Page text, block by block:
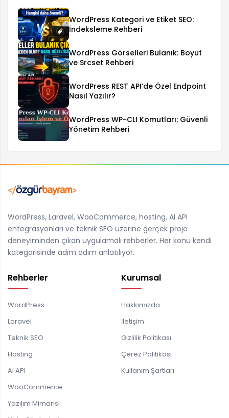
WordPress Kategori ve Etiket SEO:
İndeksleme Rehberi
WordPress Görselleri Bulanık: Boyut
ve Srcset Rehberi
WordPress REST API’de Özel Endpoint
Nasıl Yazılır?
WordPress WP-CLI Komutları: Güvenli
Yönetim Rehberi
WordPress, Laravel, WooCommerce, hosting, AI API
entegrasyonları ve teknik SEO üzerine gerçek proje
deneyiminden çıkan uygulamalı rehberler. Her konu kendi
kategorisinde adım adım anlatılıyor.
Rehberler
WordPress
Laravel
Teknik SEO
Hosting
AI API
WooCommerce
Yazılım Mimarisi
Kurumsal
Hakkımızda
İletişim
Gizlilik Politikası
Çerez Politikası
Kullanım Şartları